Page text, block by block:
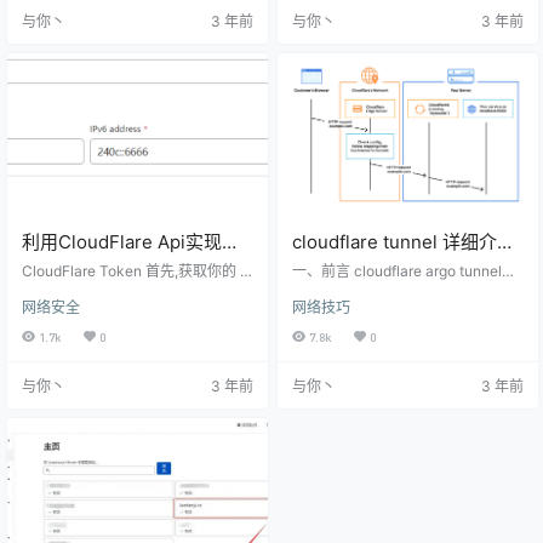
WS S3, 但是价格稍微便宜一些. Ba
10G免费空间以及每天1G的下载流
量，上传流量不限。超过免费额度
与你丶 3 年前
Ubuntu/Debian） 请尊重版权，仅
做！开始操作前要做全系统备份，
防止失误！ 配置 脚本设置 项目地
址：ht…
与你丶 3 年前
利用CloudFlare Api实现
DDNS
CloudFlare Token 首先,获取你的 T
Token... 进入 Overview 界面,可以
在右下角找到 Get your API toke
n 的链接 点击 Global API Key 的 Vi
的Token CloudFlare Api https://ap
网络安全
1.7k 0
与你丶 3 年前
cloudflare tunnel 详细介绍
—— 面向cloudflare的网站
ssl证书的wordpress博客
一、前言 cloudflare argo tunnel是
了一种无需公共 IP 地址即可将资源
连接到 Cloudflare 的安全方式。 使
用 Tunnel，您不会将流量发送到外
个轻量级守护进程（ cloudflared)
网络技巧
7.8k 0
与你丶 3 年前